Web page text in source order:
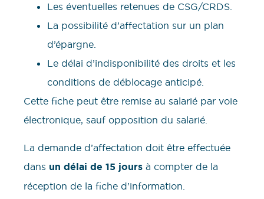
Les éventuelles retenues de CSG/CRDS.
La possibilité d’affectation sur un plan
d’épargne.
Le délai d’indisponibilité des droits et les
conditions de déblocage anticipé.
Cette fiche peut être remise au salarié par voie
électronique, sauf opposition du salarié.
La demande d’affectation doit être effectuée
dans un délai de 15 jours à compter de la
réception de la fiche d’information.